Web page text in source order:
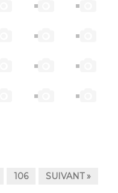
106 SUIVANT »